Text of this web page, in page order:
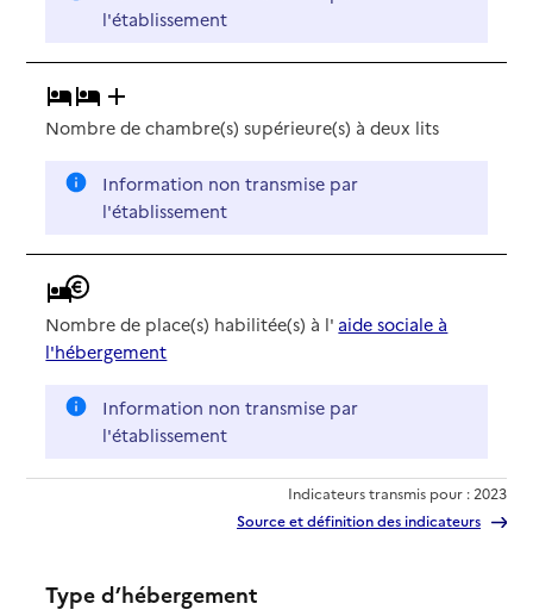
l'établissement
Nombre de chambre(s) supérieure(s) à deux lits
Information non transmise par
l'établissement
Nombre de place(s) habilitée(s) à l' aide sociale à
l'hébergement
Information non transmise par
l'établissement
Indicateurs transmis pour : 2023
Source et définition des indicateurs
Type d’hébergement